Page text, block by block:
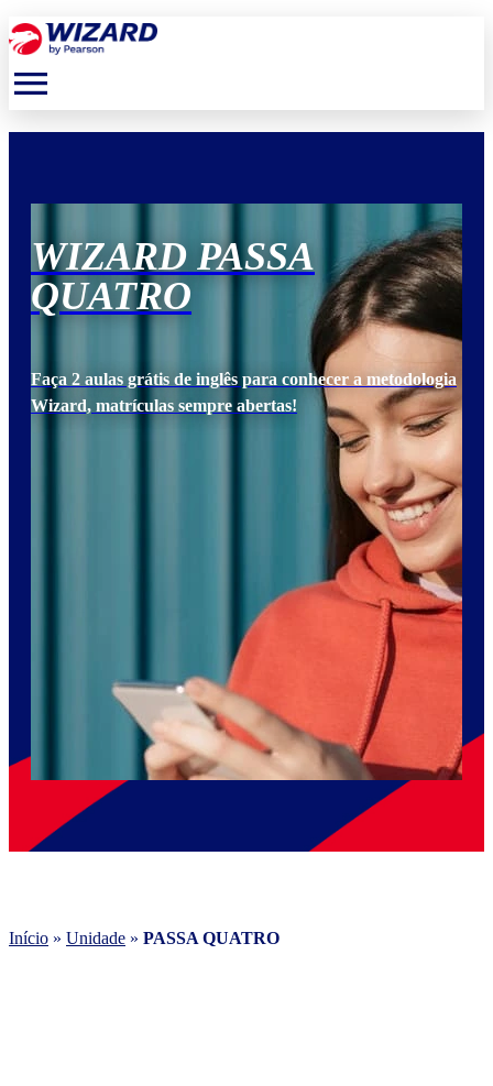
menu
WIZARD PASSA
QUATRO
Faça 2 aulas grátis de inglês para conhecer a metodologia
Wizard, matrículas sempre abertas!
Início » Unidade » PASSA QUATRO